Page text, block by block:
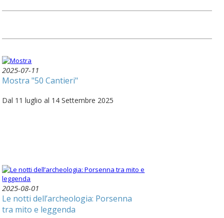
2025-07-11
Mostra "50 Cantieri"
Dal 11 luglio al 14 Settembre 2025
2025-08-01
Le notti dell’archeologia: Porsenna
tra mito e leggenda